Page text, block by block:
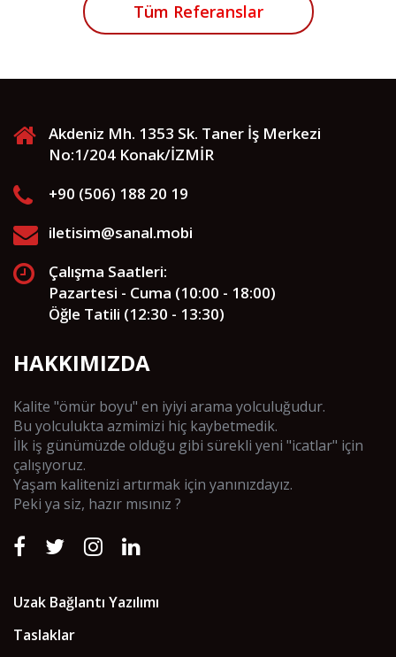
Tüm Referanslar
Akdeniz Mh. 1353 Sk. Taner İş Merkezi
No:1/204 Konak/İZMİR
+90 (506) 188 20 19
iletisim@sanal.mobi
Çalışma Saatleri:
Pazartesi - Cuma (10:00 - 18:00)
Öğle Tatili (12:30 - 13:30)
HAKKIMIZDA
Kalite "ömür boyu" en iyiyi arama yolculuğudur.
Bu yolculukta azmimizi hiç kaybetmedik.
İlk iş günümüzde olduğu gibi sürekli yeni "icatlar" için
çalışıyoruz.
Yaşam kalitenizi artırmak için yanınızdayız.
Peki ya siz, hazır mısınız ?
Uzak Bağlantı Yazılımı
Taslaklar